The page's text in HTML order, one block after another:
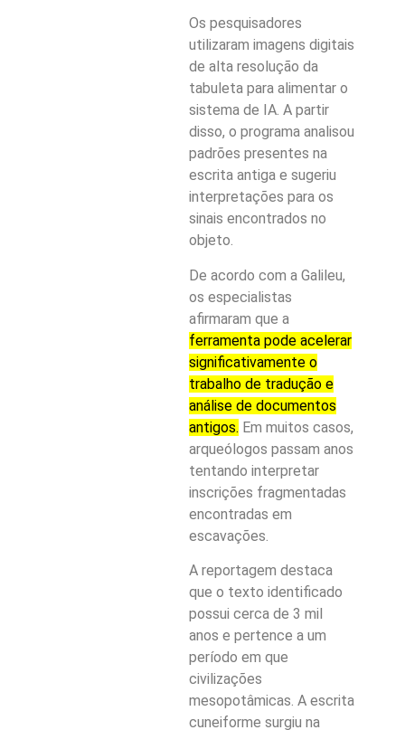
Os pesquisadores
utilizaram imagens digitais
de alta resolução da
tabuleta para alimentar o
sistema de IA. A partir
disso, o programa analisou
padrões presentes na
escrita antiga e sugeriu
interpretações para os
sinais encontrados no
objeto.
De acordo com a Galileu,
os especialistas
afirmaram que a
ferramenta pode acelerar
significativamente o
trabalho de tradução e
análise de documentos
antigos. Em muitos casos,
arqueólogos passam anos
tentando interpretar
inscrições fragmentadas
encontradas em
escavações.
A reportagem destaca
que o texto identificado
possui cerca de 3 mil
anos e pertence a um
período em que
civilizações
mesopotâmicas. A escrita
cuneiforme surgiu na